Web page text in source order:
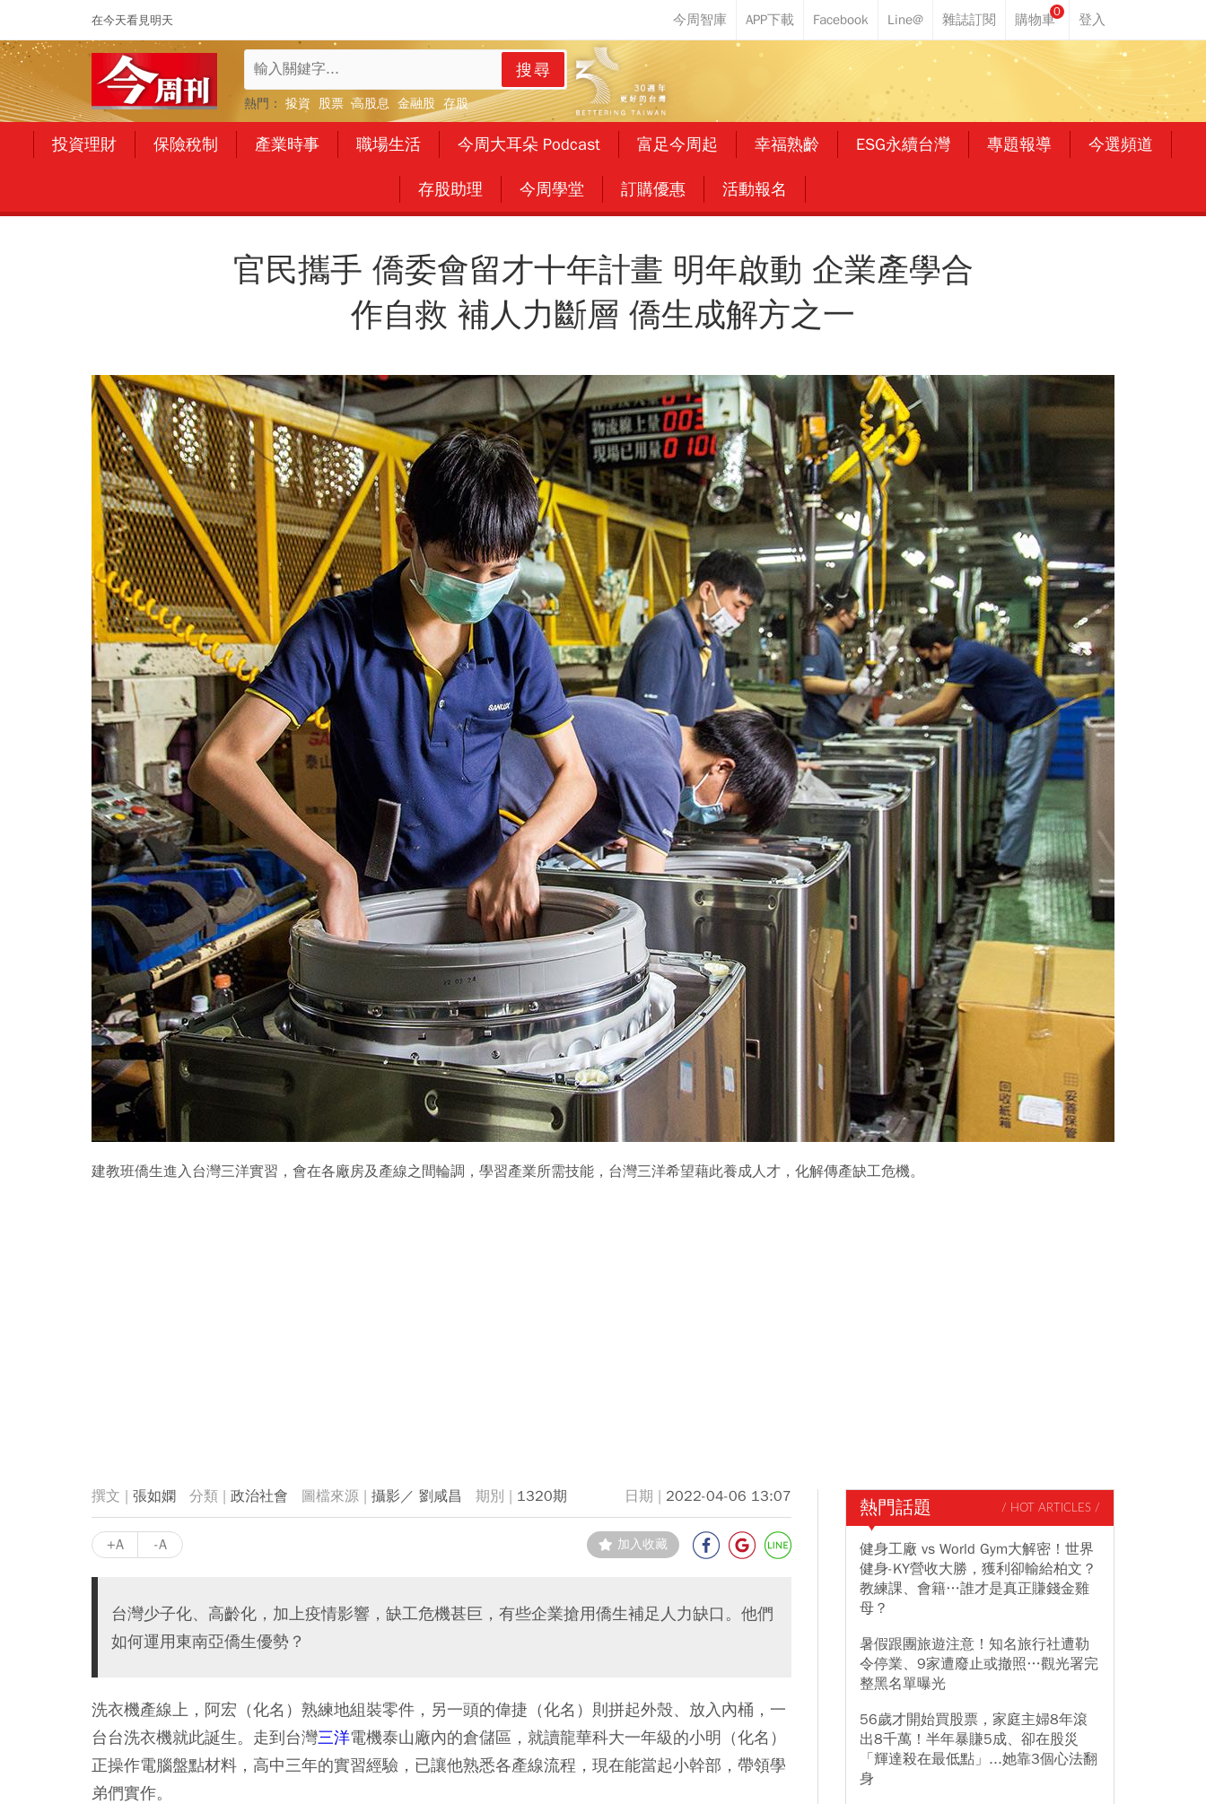
在今天看見明天
0
搜尋
熱門： 投資 股票 高股息 金融股 存股
投資理財 保險稅制 產業時事 職場生活 今周大耳朵 Podcast 富足今周起 幸福熟齡 ESG永續台灣 專題報導 今選頻道
存股助理 今周學堂 訂購優惠 活動報名
官民攜手 僑委會留才十年計畫 明年啟動 企業產學合
作自救 補人力斷層 僑生成解方之一
建教班僑生進入台灣三洋實習，會在各廠房及產線之間輪調，學習產業所需技能，台灣三洋希望藉此養成人才，化解傳產缺工危機。
張如嫻 政治社會 攝影／ 劉咸昌 1320期 2022-04-06 13:07
+A -A 加入收藏
台灣少子化、高齡化，加上疫情影響，缺工危機甚巨，有些企業搶用僑生補足人力缺口。他們
如何運用東南亞僑生優勢？
洗衣機產線上，阿宏（化名）熟練地組裝零件，另一頭的偉捷（化名）則拼起外殼、放入內桶，一
台台洗衣機就此誕生。走到台灣三洋電機泰山廠內的倉儲區，就讀龍華科大一年級的小明（化名）
正操作電腦盤點材料，高中三年的實習經驗，已讓他熟悉各產線流程，現在能當起小幹部，帶領學
弟們實作。
熱門話題 / HOT ARTICLES /
健身工廠 vs World Gym大解密！世界
健身-KY營收大勝，獲利卻輸給柏文？
教練課、會籍…誰才是真正賺錢金雞
母？
暑假跟團旅遊注意！知名旅行社遭勒
令停業、9家遭廢止或撤照…觀光署完
整黑名單曝光
56歲才開始買股票，家庭主婦8年滾
出8千萬！半年暴賺5成、卻在股災
「輝達殺在最低點」...她靠3個心法翻
身